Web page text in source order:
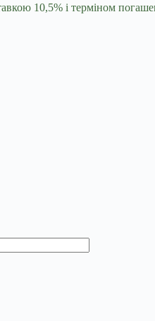
10,5% і терміном